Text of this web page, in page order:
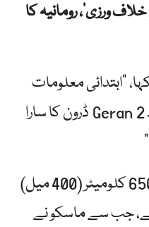
ورزی’، رومانیہ کا
"ابتدائی معلومات
سے ظاہر ہوتا ہے کہ روسی نژاد Geran 2 ڈرون کا سارا
رومانیہ، جو یوکرین کے ساتھ 650 کلومیٹر (400 میل)
جب سے ماسکو نے